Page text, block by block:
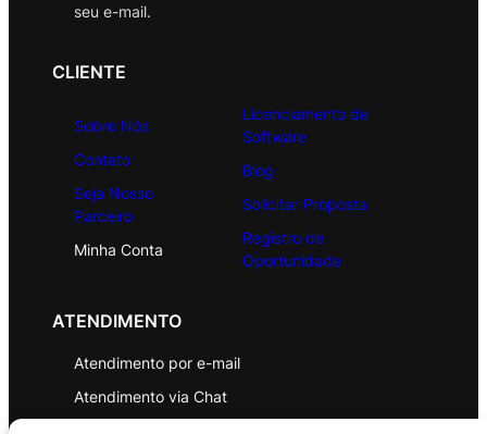
seu e-mail.
CLIENTE
Sobre Nós
Contato
Seja Nosso
Parceiro
Minha Conta
Licenciamento de
Software
Blog
Solicitar Proposta
Registro de
Oportunidade
ATENDIMENTO
Atendimento por e-mail
Atendimento via Chat